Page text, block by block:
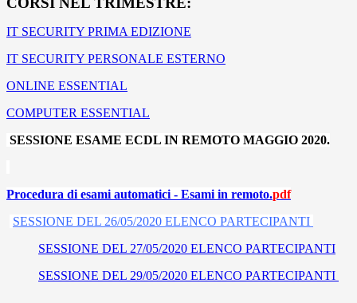
IT SECURITY PRIMA EDIZIONE
IT SECURITY PERSONALE ESTERNO
ONLINE ESSENTIAL
COMPUTER ESSENTIAL
SESSIONE ESAME ECDL IN REMOTO MAGGIO 2020.
Procedura di esami automatici - Esami in remoto.pdf
SESSIONE DEL 26/05/2020 ELENCO PARTECIPANTI
SESSIONE DEL 27/05/2020 ELENCO PARTECIPANTI
SESSIONE DEL 29/05/2020 ELENCO PARTECIPANTI